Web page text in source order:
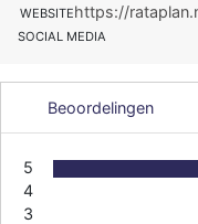
WEBSITE
SOCIAL MEDIA
Beoordelingen
5
4
3